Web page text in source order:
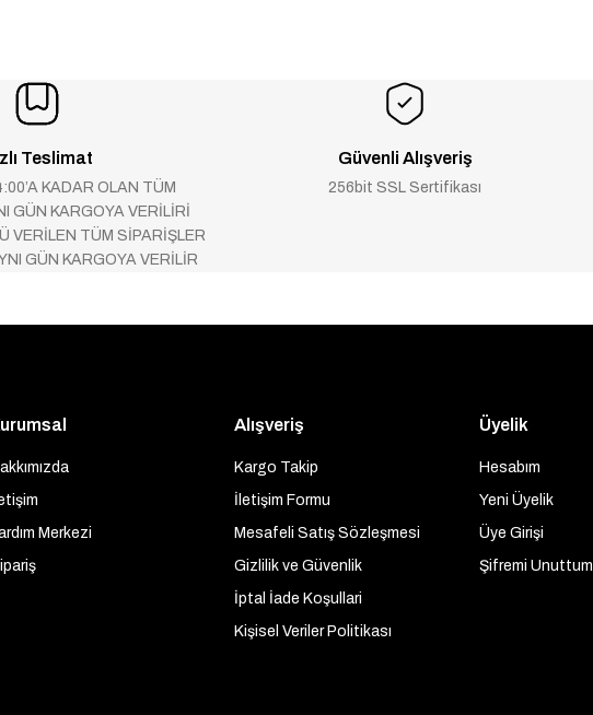
Teslimat
KADAR OLAN TÜM
GÜN KARGOYA VERİLİRİ
VERİLEN TÜM SİPARİŞLER
GÜN KARGOYA VERİLİR
Güvenli Alışveriş
256bit SSL Sertifikası
Merkezi
Alışveriş
Kargo Takip
İletişim Formu
Mesafeli Satış Sözleşmesi
Gizlilik ve Güvenlik
İptal İade Koşullari
Kişisel Veriler Politikası
Üyelik
Hesabım
Yeni Üyelik
Üye Girişi
Şifremi Unuttum